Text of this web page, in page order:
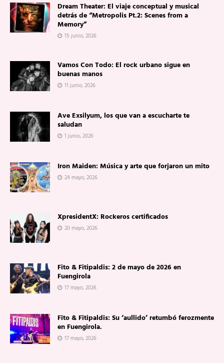
Dream Theater: El viaje conceptual y musical
detrás de “Metropolis Pt.2: Scenes from a
Memory”
15 junio, 2026
Vamos Con Todo: El rock urbano sigue en
buenas manos
11 junio, 2026
Ave Exsilyum, los que van a escucharte te
saludan
1 junio, 2026
Iron Maiden: Música y arte que forjaron un mito
24 mayo, 2026
XpresidentX: Rockeros certificados
20 mayo, 2026
Fito & Fitipaldis: 2 de mayo de 2026 en
Fuengirola
17 mayo, 2026
Fito & Fitipaldis: Su ‘aullido’ retumbó ferozmente
en Fuengirola.
17 mayo, 2026